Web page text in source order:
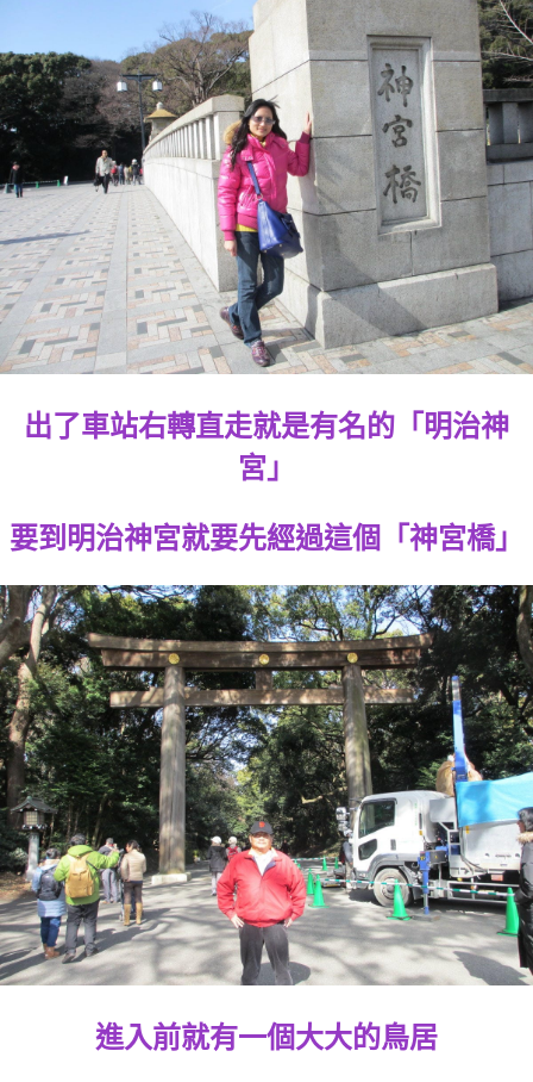
出了車站右轉直走就是有名的「明治神
宮」
要到明治神宮就要先經過這個「神宮橋」
進入前就有一個大大的鳥居